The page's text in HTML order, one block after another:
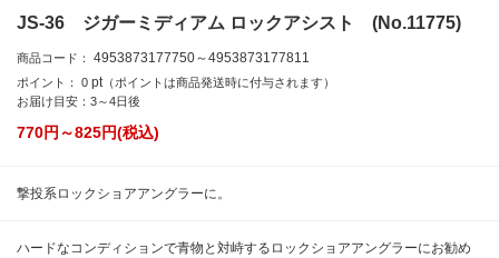
JS-36 ジガーミディアム ロックアシスト (No.11775)
商品コード： 4953873177750～4953873177811
ポイント： 0 pt （ポイントは商品発送時に付与されます）
お届け目安：3～4日後
770円～825円(税込)
撃投系ロックショアアングラーに。
ハードなコンディションで青物と対峙するロックショアアングラーにお勧め